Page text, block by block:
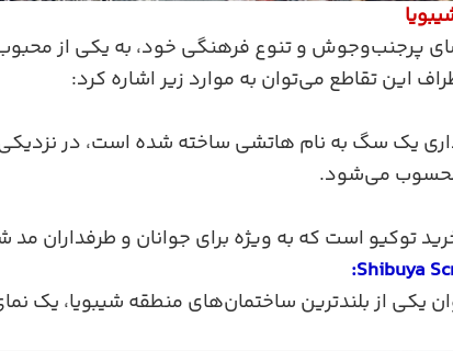
پرجنب‌وجوش و تنوع فرهنگی خود، به یکی از
این تقاطع می‌توان به موارد زیر اشاره کرد:
یک سگ به نام هاتشی ساخته شده است، در نزدیکی
می‌شود.
توکیو است که به ویژه برای جوانان و طرفداران
یکی از بلندترین ساختمان‌های منطقه شیبویا، یک